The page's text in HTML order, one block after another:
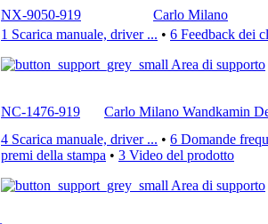
NX-9050-919
Carlo Milano
1 Scarica manuale, driver ... • 6 Feedback dei
Area di supporto
NC-1476-919
Carlo Milano Wandkamin
4 Scarica manuale, driver ... • 6 Domande
premi della stampa • 3 Video del prodotto
Area di supporto